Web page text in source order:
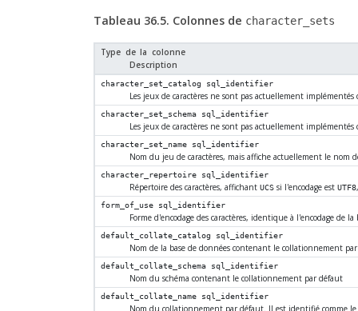
Tableau 36.5. Colonnes de character_sets
Type de la colonne
Description
character_set_catalog sql_identifier
Les jeux de caractères ne sont pas actuellement
character_set_schema sql_identifier
Les jeux de caractères ne sont pas actuellement
character_set_name sql_identifier
Nom du jeu de caractères, mais affiche actuellement le nom
character_repertoire sql_identifier
Répertoire des caractères, affichant UCSsi l'encodage est UTF8
form_of_use sql_identifier
Forme d'encodage des caractères, identique à l'encodage de la
default_collate_catalog sql_identifier
Nom de la base de données contenant le collationnement
default_collate_schema sql_identifier
Nom du schéma contenant le collationnement par défaut
default_collate_name sql_identifier